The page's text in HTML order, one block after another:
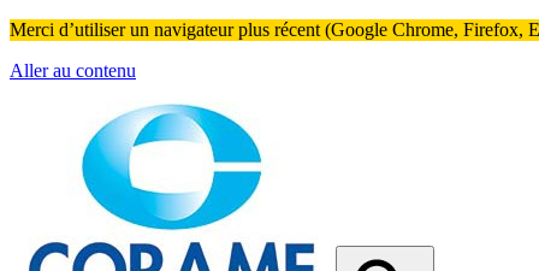
Merci d’utiliser un navigateur plus récent (Google Chrome, Firefox,
Aller au contenu